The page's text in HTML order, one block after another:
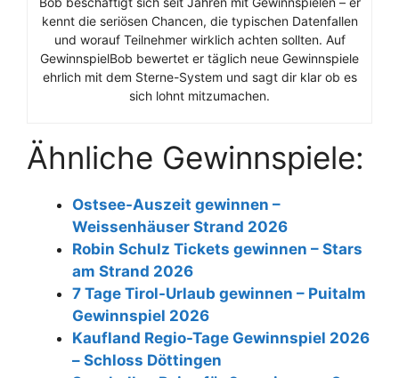
kennt die seriösen Chancen, die typischen Datenfallen
und worauf Teilnehmer wirklich achten sollten. Auf
GewinnspielBob bewertet er täglich neue Gewinnspiele
ehrlich mit dem Sterne-System und sagt dir klar ob es
sich lohnt mitzumachen.
Ähnliche Gewinnspiele:
Ostsee-Auszeit gewinnen –
Weissenhäuser Strand 2026
Robin Schulz Tickets gewinnen – Stars
am Strand 2026
7 Tage Tirol-Urlaub gewinnen – Puitalm
Gewinnspiel 2026
Kaufland Regio-Tage Gewinnspiel 2026
– Schloss Döttingen